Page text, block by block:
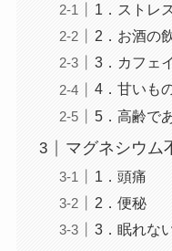
1．ストレ
2．お酒の
3．カフェ
4．甘いも
5．高齢で
マグネシウム
1．頭痛
2．便秘
3．眠れな